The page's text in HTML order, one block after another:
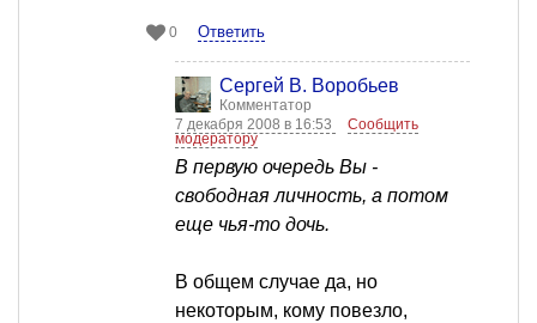
0 Ответить
Сергей В. Воробьев
Комментатор
7 декабря 2008 в 16:53
Сообщить
модератору
В первую очередь Вы -
свободная личность, а потом
еще чья-то дочь.
В общем случае да, но
некоторым, кому повезло,